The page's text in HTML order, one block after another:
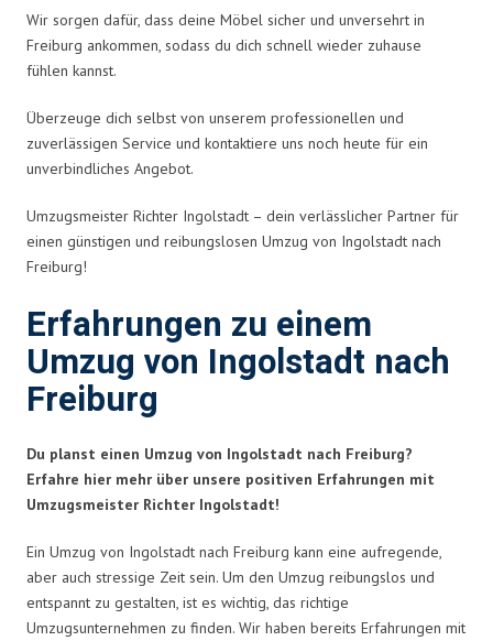
Wir sorgen dafür, dass deine Möbel sicher und unversehrt in
Freiburg ankommen, sodass du dich schnell wieder zuhause
fühlen kannst.
Überzeuge dich selbst von unserem professionellen und
zuverlässigen Service und kontaktiere uns noch heute für ein
unverbindliches Angebot.
Umzugsmeister Richter Ingolstadt – dein verlässlicher Partner für
einen günstigen und reibungslosen Umzug von Ingolstadt nach
Freiburg!
Erfahrungen zu einem
Umzug von Ingolstadt nach
Freiburg
Du planst einen Umzug von Ingolstadt nach Freiburg?
Erfahre hier mehr über unsere positiven Erfahrungen mit
Umzugsmeister Richter Ingolstadt!
Ein Umzug von Ingolstadt nach Freiburg kann eine aufregende,
aber auch stressige Zeit sein. Um den Umzug reibungslos und
entspannt zu gestalten, ist es wichtig, das richtige
Umzugsunternehmen zu finden. Wir haben bereits Erfahrungen mit